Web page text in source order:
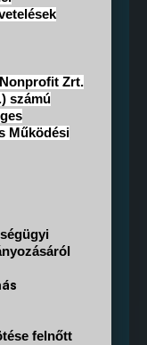
Zrt.
számú
Működési
felnőtt